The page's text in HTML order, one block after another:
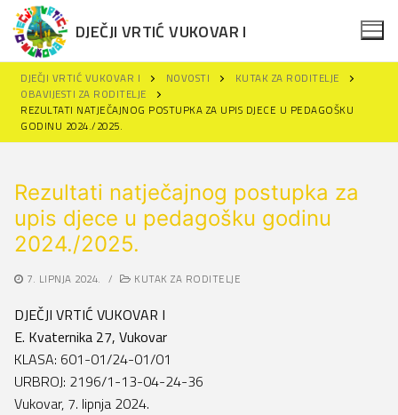
Skip
content
DJEČJI VRTIĆ VUKOVAR I
Search
Naslovna
Novosti
Za roditelje
Upisi u DV Vukovar I
Polazak u vrtić
Obavijesti za roditelje
Projekti
Projekti
Erasmus+
Dokumenti
DJEČJI VRTIĆ VUKOVAR I NOVOSTI
KUTAK ZA RODITELJE
OBAVIJESTI ZA RODITELJE
REZULTATI NATJEČAJNOG POSTUPKA ZA UPIS DJECE U PEDAGOŠKU
GODINU 2024./2025.
Rezultati natječajnog postupka za
upis djece u pedagošku godinu
2024./2025.
7. LIPNJA 2024. / KUTAK ZA RODITELJE
DJEČJI VRTIĆ VUKOVAR I
E. Kvaternika 27, Vukovar
KLASA: 601-01/24-01/01
URBROJ: 2196/1-13-04-24-36
Vukovar, 7. lipnja 2024.